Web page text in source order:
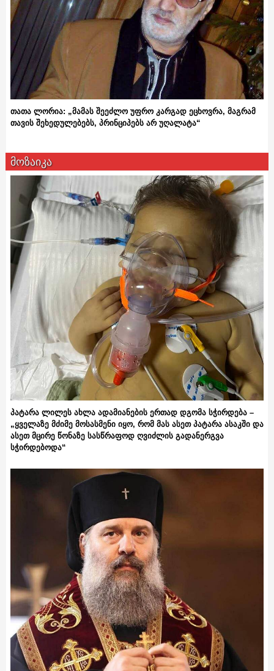
თათა ლორია: „მამას შეეძლო უფრო კარგად ეცხოვრა, მაგრამ
თავის შეხედულებებს, პრინციპებს არ უღალატა“
მოზაიკა
პატარა ლილეს ახლა ადამიანების ერთად დგომა სჭირდება –
„ყველაზე მძიმე მოსასმენი იყო, რომ მას ასეთ პატარა ასაკში და
ასეთ მცირე წონაზე სასწრაფოდ ღვიძლის გადანერგვა
სჭირდებოდა“